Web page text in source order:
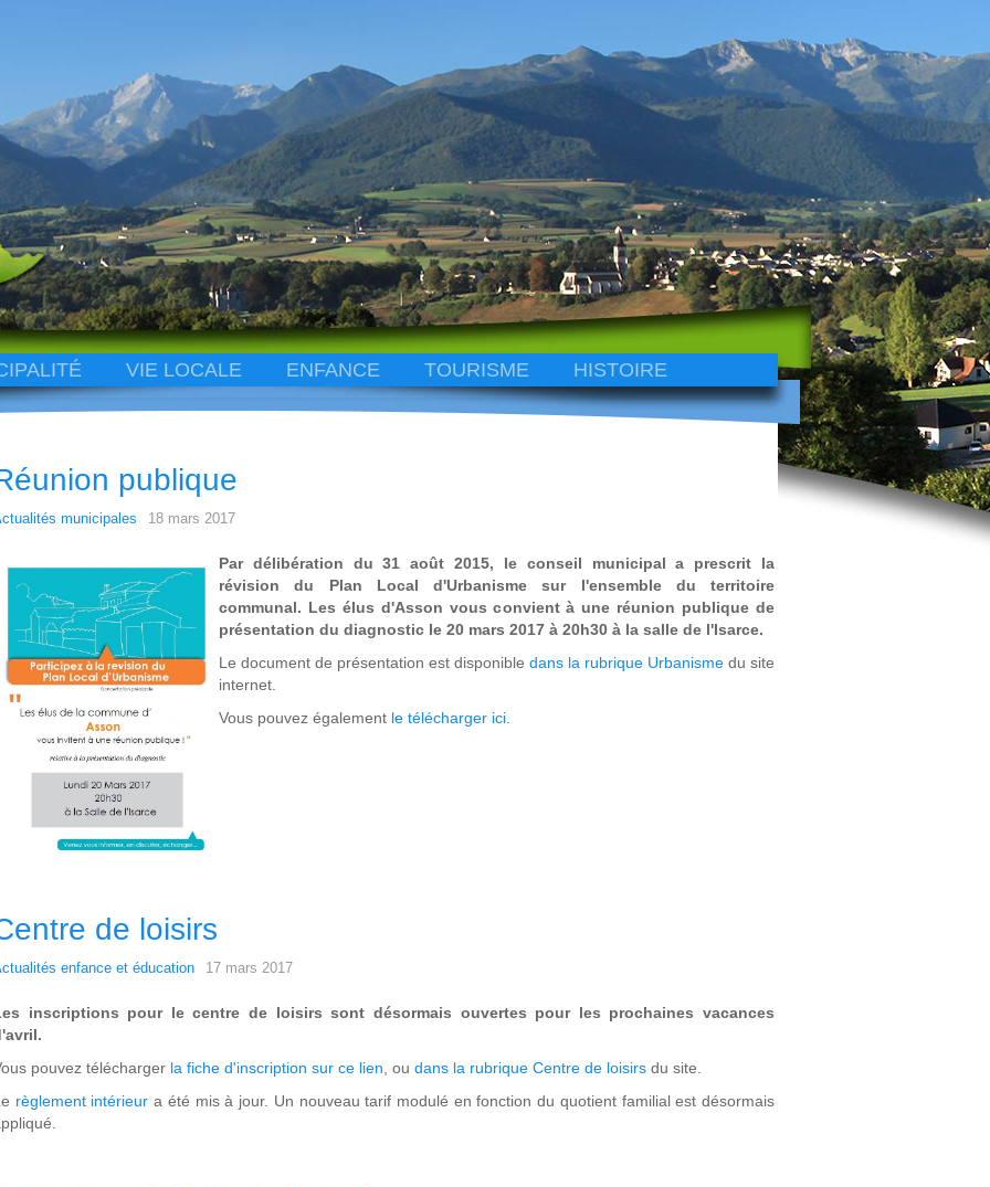
VIE LOCALE ENFANCE TOURISME HISTOIRE
publique
municipales 18 mars 2017
Par délibération du 31 août 2015, le conseil municipal a prescrit la
révision du Plan Local d'Urbanisme sur l'ensemble du territoire
communal. Les élus d'Asson vous convient à une réunion publique de
présentation du diagnostic le 20 mars 2017 à 20h30 à la salle de l'Isarce.
Le document de présentation est disponible dans la rubrique Urbanisme du site
internet.
Vous pouvez également le télécharger ici
de loisirs
enfance et éducation 17 mars 2017
inscriptions pour le centre de loisirs sont désormais ouvertes pour les prochaines vacances
pouvez télécharger la fiche d'inscription sur ce lien , ou dans la rubrique Centre de loisirs du site.
règlement intérieur a été mis à jour. Un nouveau tarif modulé en fonction du quotient familial est désormais